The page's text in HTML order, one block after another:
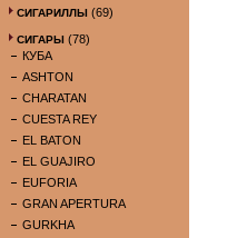
СИГАРИЛЛЫ (69)
СИГАРЫ (78)
КУБА
ASHTON
CHARATAN
CUESTA REY
EL BATON
EL GUAJIRO
EUFORIA
GRAN APERTURA
GURKHA